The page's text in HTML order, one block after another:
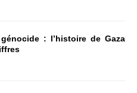
: l’histoire de Gaza